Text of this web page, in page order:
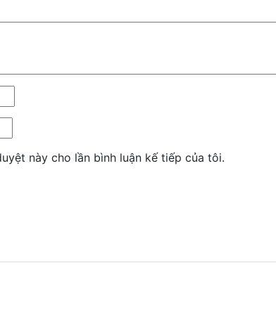
này cho lần bình luận kế tiếp của tôi.